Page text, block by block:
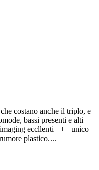
costano anche il triplo, e
bassi presenti e alti
eccllenti +++ unico
plastico....